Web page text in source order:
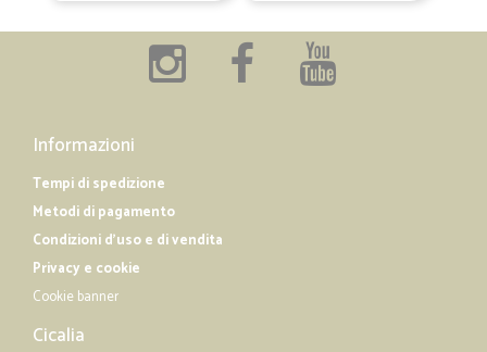
Informazioni
Tempi di spedizione
Metodi di pagamento
Condizioni d'uso e di vendita
Privacy e cookie
Cookie banner
Cicalia